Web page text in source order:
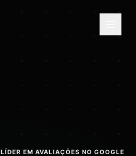
LÍDER EM AVALIAÇÕES NO GOOGLE